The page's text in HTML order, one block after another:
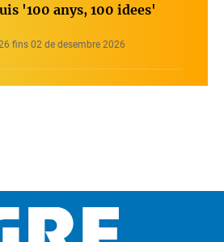
'100 anys, 100 idees'
fins 02 de desembre 2026